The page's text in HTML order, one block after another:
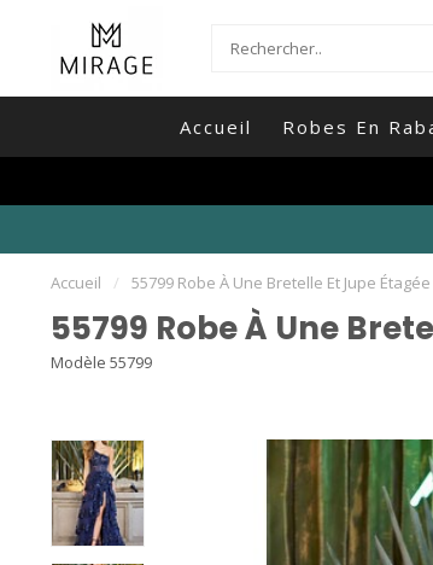
Accueil Robes En
Accueil / 55799 Robe À Une Bretelle Et Jupe
55799 Robe À Une
Modèle 55799